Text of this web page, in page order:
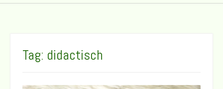
Tag: didactisch